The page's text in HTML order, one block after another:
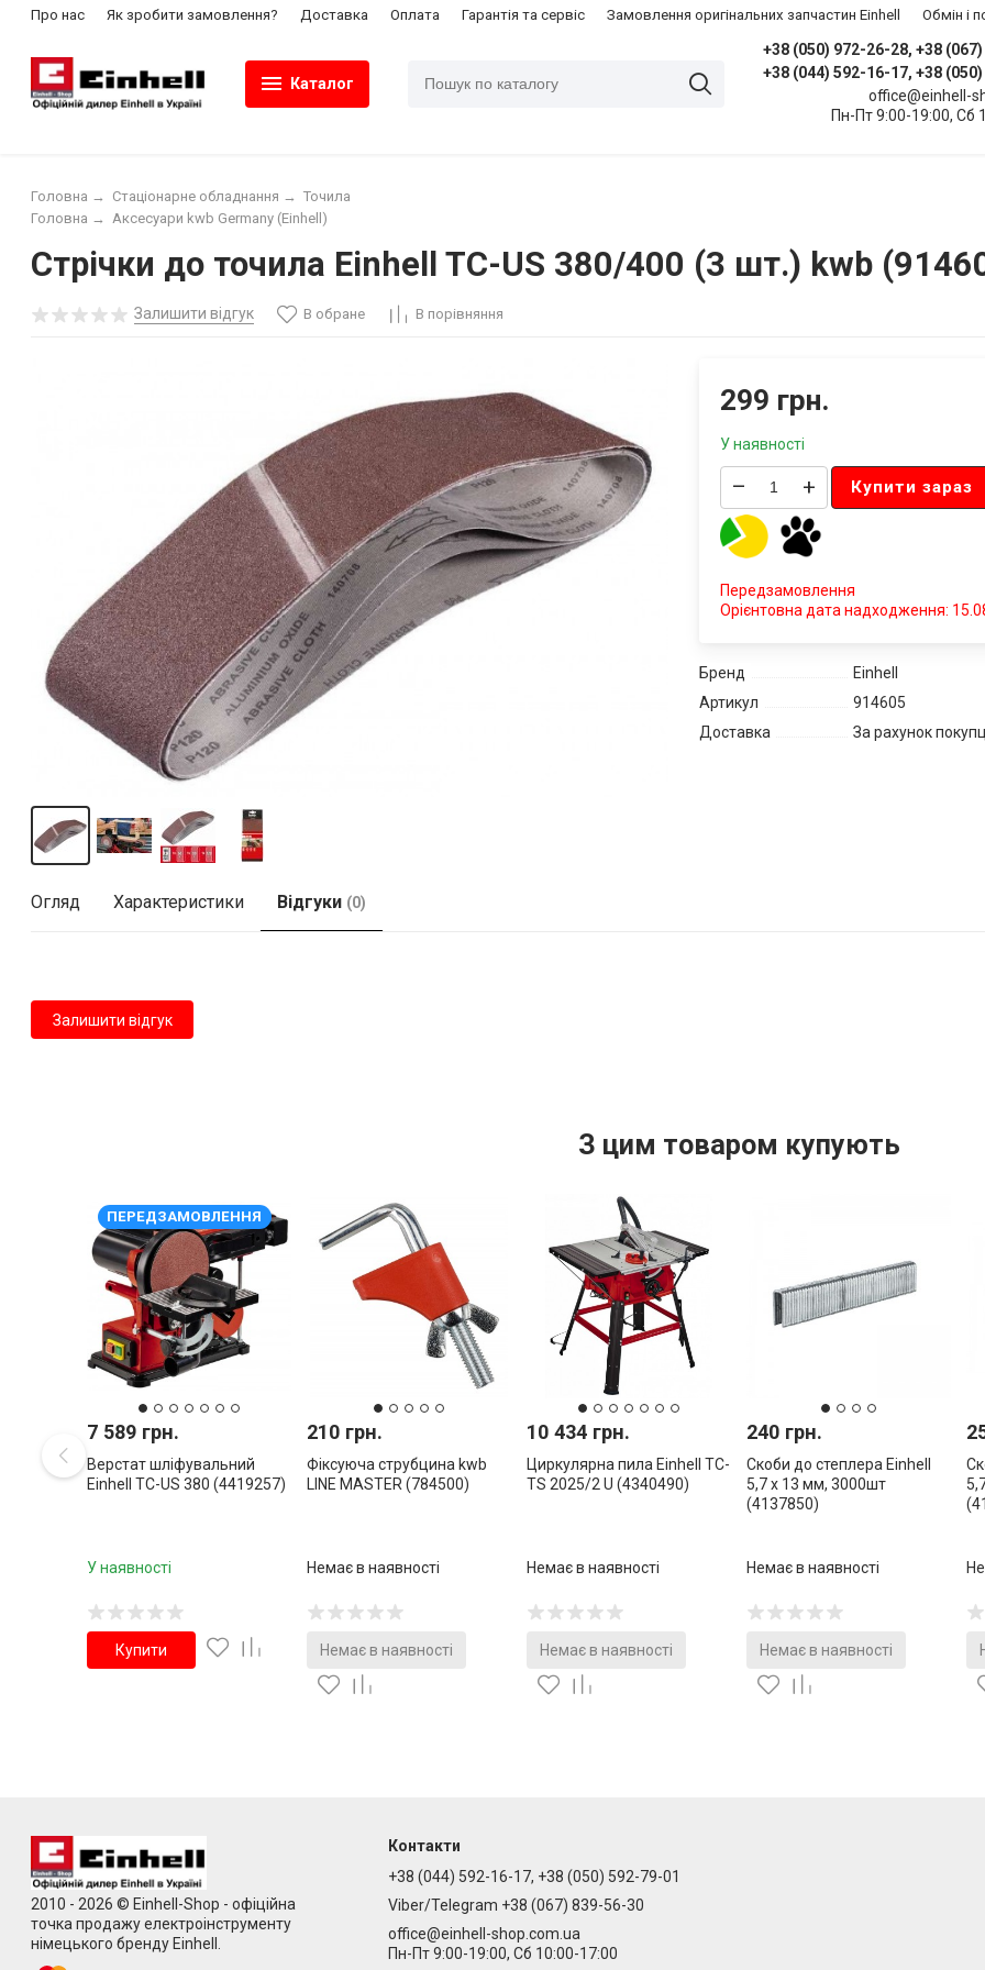
Про нас Як зробити замовлення? Доставка Оплата Гарантія та сервіс Замовлення оригінальних запчастин Einhell ​Обмін і
Каталог
+38 (050) 972-26-28, +38
+38 (044) 592-16-17, +38
office@einhell-
Пн-Пт 9:00-19:00, Сб
Головна → Стаціонарне обладнання → Точила
Аксесуари kwb Germany (Einhell)
Головна →
Стрічки до точила Einhell TC-US 380/400 (3 шт.) kwb
Залишити відгук В обране В порівняння
299 грн.
У наявності
– + Купити зараз
Передзамовлення
Орієнтовна дата надходження:
Бренд
Einhell
Артикул
914605
Доставка
За рахунок
Огляд Характеристики Відгуки (0)
Залишити відгук
З цим товаром купують
ПЕРЕДЗАМОВЛЕННЯ
7 589 грн.
Верстат шліфувальний
Einhell TC-US 380 (4419257)
У наявності
Купити
210 грн.
Фіксуюча струбцина kwb
LINE MASTER (784500)
Немає в наявності
Немає в наявності
10 434 грн.
Циркулярна пила Einhell TC-
TS 2025/2 U (4340490)
Немає в наявності
Немає в наявності
240 грн.
Скоби до степлера Einhell
5,7 х 13 мм, 3000шт
(4137850)
Немає в наявності
Немає в наявності
2010 - 2026 © Einhell-Shop - офіційна
точка продажу електроінструменту
німецького бренду Einhell.
Контакти
+38 (044) 592-16-17, +38 (050) 592-79-01
Viber/Telegram +38 (067) 839-56-30
office@einhell-shop.com.ua
Пн-Пт 9:00-19:00, Сб 10:00-17:00